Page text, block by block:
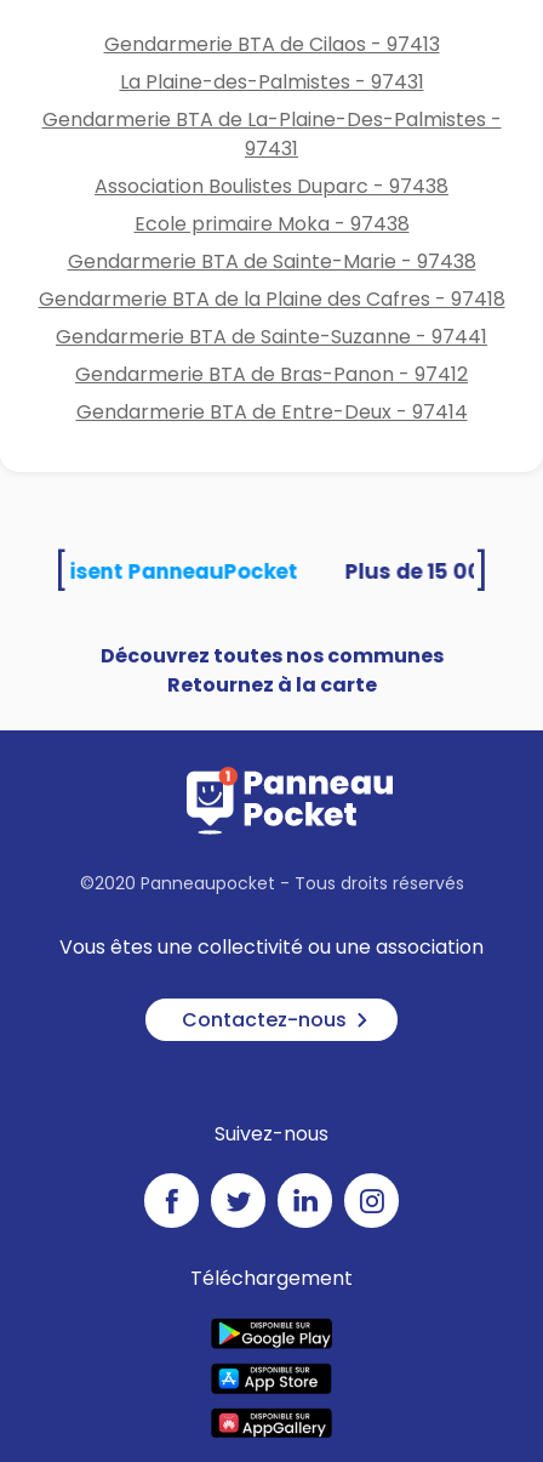
Gendarmerie BTA de Cilaos - 97413
La Plaine-des-Palmistes - 97431
Gendarmerie BTA de La-Plaine-Des-Palmistes -
97431
Association Boulistes Duparc - 97438
Ecole primaire Moka - 97438
Gendarmerie BTA de Sainte-Marie - 97438
Gendarmerie BTA de la Plaine des Cafres - 97418
Gendarmerie BTA de Sainte-Suzanne - 97441
Gendarmerie BTA de Bras-Panon - 97412
Gendarmerie BTA de Entre-Deux - 97414
utilisent PanneauPocket
Découvrez toutes nos communes
Retournez à la carte
©2020 Panneaupocket - Tous droits réservés
Vous êtes une collectivité ou une association
Contactez-nous
Suivez-nous
Téléchargement